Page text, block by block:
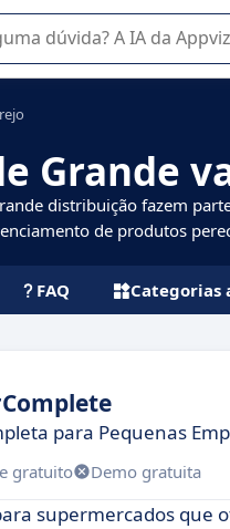
Appvizer o orienta no uso
Grande
distribuição fazem
de produtos
FAQ Categorias
para Pequenas
gratuito Demo gratuita
supermercados que